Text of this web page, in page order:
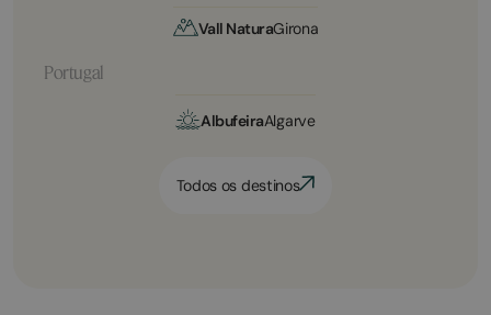
Vall NaturaGirona
Portugal
AlbufeiraAlgarve
Todos os destinos